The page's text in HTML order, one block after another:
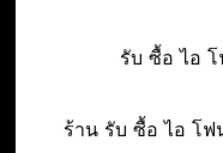
รับ ซื้อ ไอ
ร้าน รับ ซื้อ ไอ โ